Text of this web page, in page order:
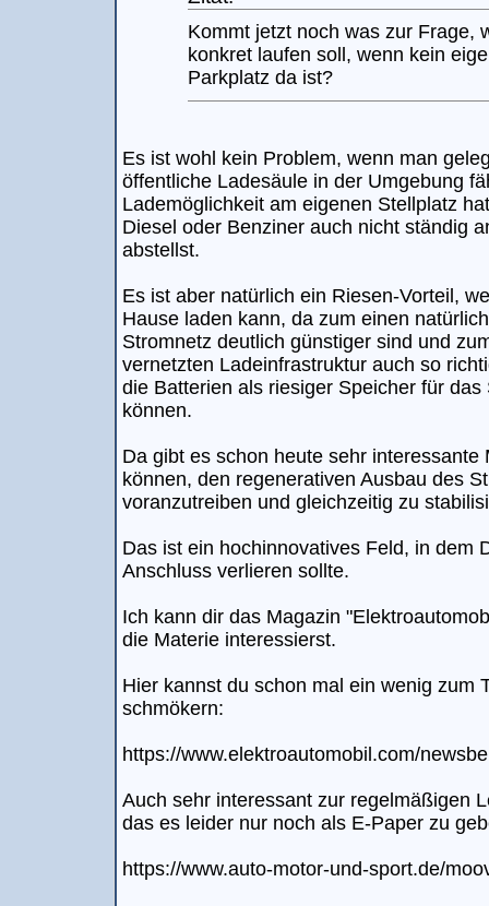
Kommt jetzt noch was zur Frage,
konkret laufen soll, wenn kein
Parkplatz da ist?
Es ist wohl kein Problem, wenn man
öffentliche Ladesäule in der Umgebung
Lademöglichkeit am eigenen Stellplatz
Diesel oder Benziner auch nicht ständig
abstellst.
Es ist aber natürlich ein Riesen-Vorteil,
Hause laden kann, da zum einen
Stromnetz deutlich günstiger sind und
vernetzten Ladeinfrastruktur auch so
die Batterien als riesiger Speicher für
können.
Da gibt es schon heute sehr interessante
können, den regenerativen Ausbau des
voranzutreiben und gleichzeitig zu
Das ist ein hochinnovatives Feld, in dem
Anschluss verlieren sollte.
Ich kann dir das Magazin
die Materie interessierst.
Hier kannst du schon mal ein wenig zum
schmökern:
https://www.elektroautomobil.com/
Auch sehr interessant zur regelmäßigen
das es leider nur noch als E-Paper zu
https://www.auto-motor-und-sport.de/